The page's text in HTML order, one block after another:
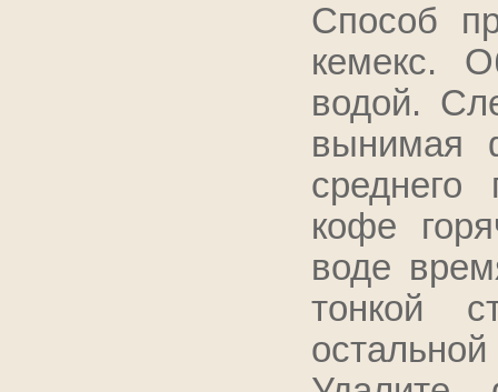
Способ
кемекс.
водой.
вынимая
кофе
воде
тонкой